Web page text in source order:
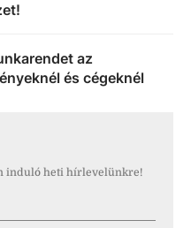
az
és cégeknél
induló heti hírlevelünkre!